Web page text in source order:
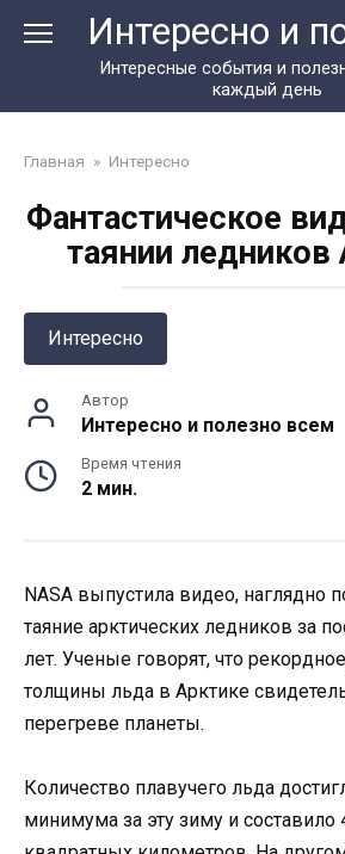
Интересно и
Интересные события и
каждый день
Главная » Интересно
Фантастическое
таянии ледников
Интересно
Автор
Интересно и полезно всем
Время чтения
2 мин.
NASA выпустила видео, наглядно
таяние арктических ледников за
лет. Ученые говорят, что
толщины льда в Арктике
перегреве планеты.
Количество плавучего льда
минимума за эту зиму и составило